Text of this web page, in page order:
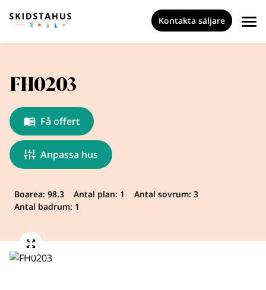
Kontakta säljare
FH0203
Få offert
Anpassa hus
Boarea: 98.3 Antal plan: 1
Antal sovrum: 3
Antal badrum: 1